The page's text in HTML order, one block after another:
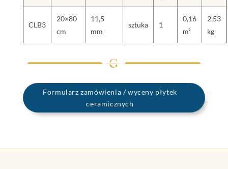
CLB3
20×80
cm
11,5
mm
sztuka 1
0,16
m²
2,53
kg
Formularz zamówienia / wyceny płytek
ceramicznych